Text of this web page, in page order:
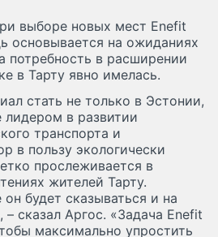
выборе новых мест Enefit
основывается на ожиданиях
потребность в расширении
в Тарту явно имелась.
стать не только в Эстонии,
лидером в развитии
транспорта и
в пользу экологически
прослеживается в
жителей Тарту.
будет сказываться и на
сказал Аргос. «Задача Enefit
максимально упростить